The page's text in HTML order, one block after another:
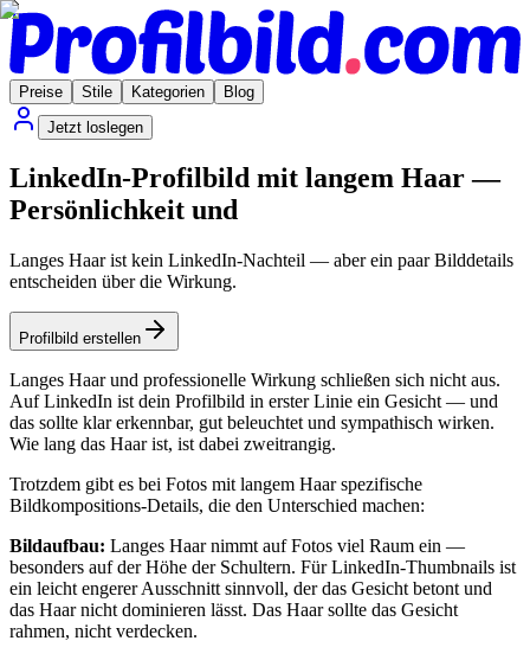
Preise Stile Kategorien
Blog
Jetzt loslegen
LinkedIn-Profilbild mit langem Haar —
Persönlichkeit und
Langes Haar ist kein LinkedIn-Nachteil — aber ein paar Bilddetails
entscheiden über die Wirkung.
Profilbild erstellen
Langes Haar und professionelle Wirkung schließen sich nicht aus.
Auf LinkedIn ist dein Profilbild in erster Linie ein Gesicht — und
das sollte klar erkennbar, gut beleuchtet und sympathisch wirken.
Wie lang das Haar ist, ist dabei zweitrangig.
Trotzdem gibt es bei Fotos mit langem Haar spezifische
Bildkompositions-Details, die den Unterschied machen:
Bildaufbau: Langes Haar nimmt auf Fotos viel Raum ein —
besonders auf der Höhe der Schultern. Für LinkedIn-Thumbnails ist
ein leicht engerer Ausschnitt sinnvoll, der das Gesicht betont und
das Haar nicht dominieren lässt. Das Haar sollte das Gesicht
rahmen, nicht verdecken.